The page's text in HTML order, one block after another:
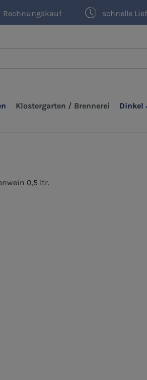
Rechnungskauf schnelle
Klostergarten / Brennerei Dinkel